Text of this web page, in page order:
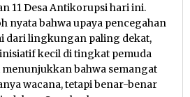
11 Desa Antikorupsi hari ini.
nyata bahwa upaya pencegahan
dari lingkungan paling dekat,
kecil di tingkat pemuda
menunjukkan bahwa semangat
wacana, tetapi benar-benar